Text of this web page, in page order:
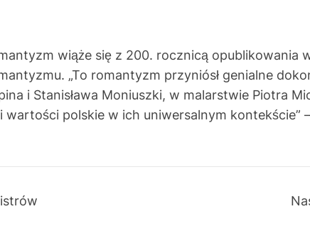
wiąże się z 200. rocznicą opublikowania
„To romantyzm przyniósł genialne
i Stanisława Moniuszki, w malarstwie Piotra
polskie w ich uniwersalnym kontekście”